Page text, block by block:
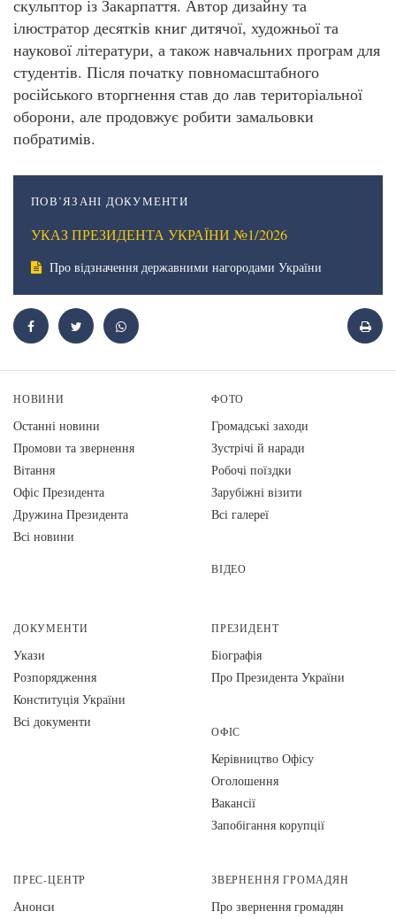
скульптор із Закарпаття. Автор дизайну та
ілюстратор десятків книг дитячої, художньої та
наукової літератури, а також навчальних програм для
студентів. Після початку повномасштабного
російського вторгнення став до лав територіальної
оборони, але продовжує робити замальовки
побратимів.
ПОВ’ЯЗАНІ ДОКУМЕНТИ
УКАЗ ПРЕЗИДЕНТА УКРАЇНИ №1/2026
Про відзначення державними нагородами України
НОВИНИ
Останні новини
Промови та звернення
Вiтання
Офіс Президента
Дружина Президента
Всі новини
ФОТО
Громадські заходи
Зустрічі й наради
Робочі поїздки
Зарубіжні візити
Всі галереї
ВІДЕО
ДОКУМЕНТИ
Укази
Розпорядження
Конституція України
Всі документи
ПРЕЗИДЕНТ
Біографія
Про Президента України
ОФІС
Керівництво Офісу
Оголошення
Вакансії
Запобігання корупції
ПРЕС-ЦЕНТР
Анонси
ЗВЕРНЕННЯ ГРОМАДЯН
Про звернення громадян